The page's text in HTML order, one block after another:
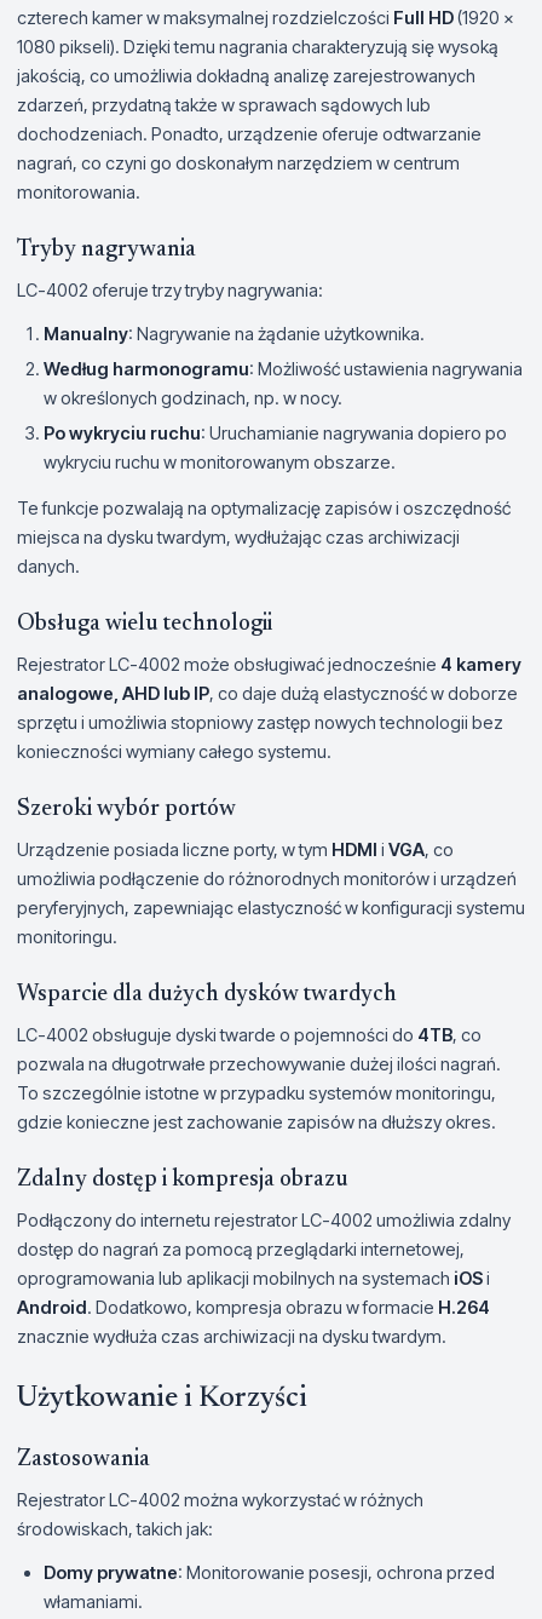
czterech kamer w maksymalnej rozdzielczości Full HD(1920 x
1080 pikseli). Dzięki temu nagrania charakteryzują się wysoką
jakością, co umożliwia dokładną analizę zarejestrowanych
zdarzeń, przydatną także w sprawach sądowych lub
dochodzeniach. Ponadto, urządzenie oferuje odtwarzanie
nagrań, co czyni go doskonałym narzędziem w centrum
monitorowania.
Tryby nagrywania
LC-4002 oferuje trzy tryby nagrywania:
Manualny: Nagrywanie na żądanie użytkownika.
Według harmonogramu: Możliwość ustawienia nagrywania
w określonych godzinach, np. w nocy.
Po wykryciu ruchu: Uruchamianie nagrywania dopiero po
wykryciu ruchu w monitorowanym obszarze.
Te funkcje pozwalają na optymalizację zapisów i oszczędność
miejsca na dysku twardym, wydłużając czas archiwizacji
danych.
Obsługa wielu technologii
Rejestrator LC-4002 może obsługiwać jednocześnie 4 kamery
analogowe, AHD lub IP, co daje dużą elastyczność w doborze
sprzętu i umożliwia stopniowy zastęp nowych technologii bez
konieczności wymiany całego systemu.
Szeroki wybór portów
Urządzenie posiada liczne porty, w tym HDMI i VGA, co
umożliwia podłączenie do różnorodnych monitorów i urządzeń
peryferyjnych, zapewniając elastyczność w konfiguracji systemu
monitoringu.
Wsparcie dla dużych dysków twardych
LC-4002 obsługuje dyski twarde o pojemności do 4TB, co
pozwala na długotrwałe przechowywanie dużej ilości nagrań.
To szczególnie istotne w przypadku systemów monitoringu,
gdzie konieczne jest zachowanie zapisów na dłuższy okres.
Zdalny dostęp i kompresja obrazu
Podłączony do internetu rejestrator LC-4002 umożliwia zdalny
dostęp do nagrań za pomocą przeglądarki internetowej,
oprogramowania lub aplikacji mobilnych na systemach iOSi
Android. Dodatkowo, kompresja obrazu w formacie H.264
znacznie wydłuża czas archiwizacji na dysku twardym.
Użytkowanie i Korzyści
Zastosowania
Rejestrator LC-4002 można wykorzystać w różnych
środowiskach, takich jak:
Domy prywatne: Monitorowanie posesji, ochrona przed
włamaniami.